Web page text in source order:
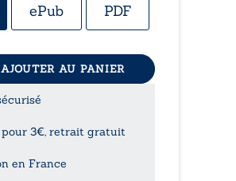
ePub PDF
AJOUTER AU PANIER
3€, retrait gratuit
en France